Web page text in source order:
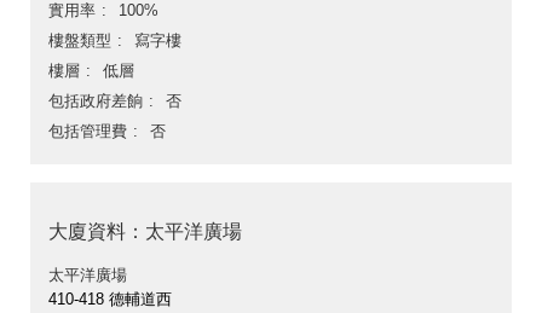
實用率
100%
樓盤類型
寫字樓
樓層
低層
包括政府差餉
否
包括管理費
否
大廈資料：太平洋廣場
太平洋廣場
410-418 德輔道西